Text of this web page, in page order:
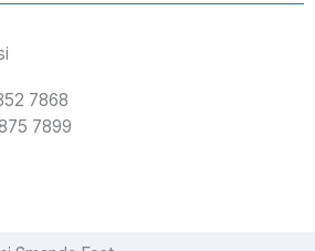
7868
7899